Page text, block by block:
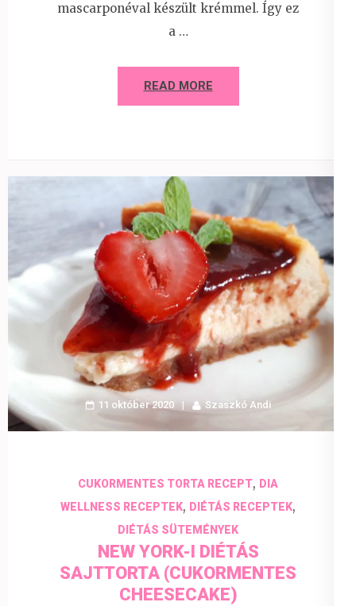
mascarponéval készült krémmel. Így ez
a …
READ MORE
11 október 2020 Szaszkó Andi
CUKORMENTES TORTA RECEPT, DIA
WELLNESS RECEPTEK, DIÉTÁS RECEPTEK,
DIÉTÁS SÜTEMÉNYEK
NEW YORK-I DIÉTÁS
SAJTTORTA (CUKORMENTES
CHEESECAKE)